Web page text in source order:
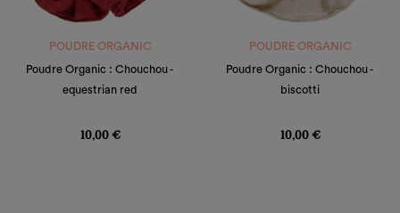
POUDRE ORGANIC
Poudre Organic : Chouchou -
equestrian red
10,00 €
POUDRE ORGANIC
Poudre Organic : Chouchou -
biscotti
10,00 €